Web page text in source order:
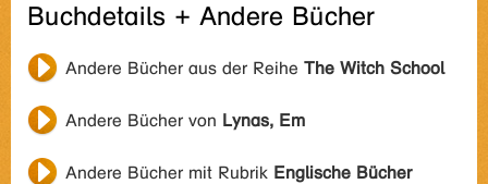
Buchdetails + Andere Bücher
Andere Bücher aus der Reihe The Witch School
Andere Bücher von Lynas, Em
Andere Bücher mit Rubrik Englische Bücher